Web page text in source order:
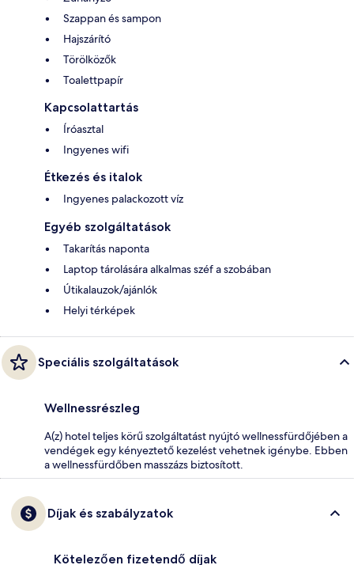
Szappan és sampon
Hajszárító
Törölközők
Toalettpapír
Kapcsolattartás
Íróasztal
Ingyenes wifi
Étkezés és italok
Ingyenes palackozott víz
Egyéb szolgáltatások
Takarítás naponta
Laptop tárolására alkalmas széf a szobában
Útikalauzok/ajánlók
Helyi térképek
Speciális szolgáltatások
Wellnessrészleg
A(z) hotel teljes körű szolgáltatást nyújtó wellnessfürdőjében a
vendégek egy kényeztető kezelést vehetnek igénybe. Ebben
a wellnessfürdőben masszázs biztosított.
Díjak és szabályzatok
Kötelezően fizetendő díjak